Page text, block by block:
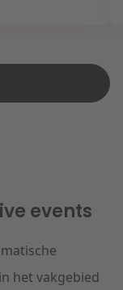
events
het vakgebied